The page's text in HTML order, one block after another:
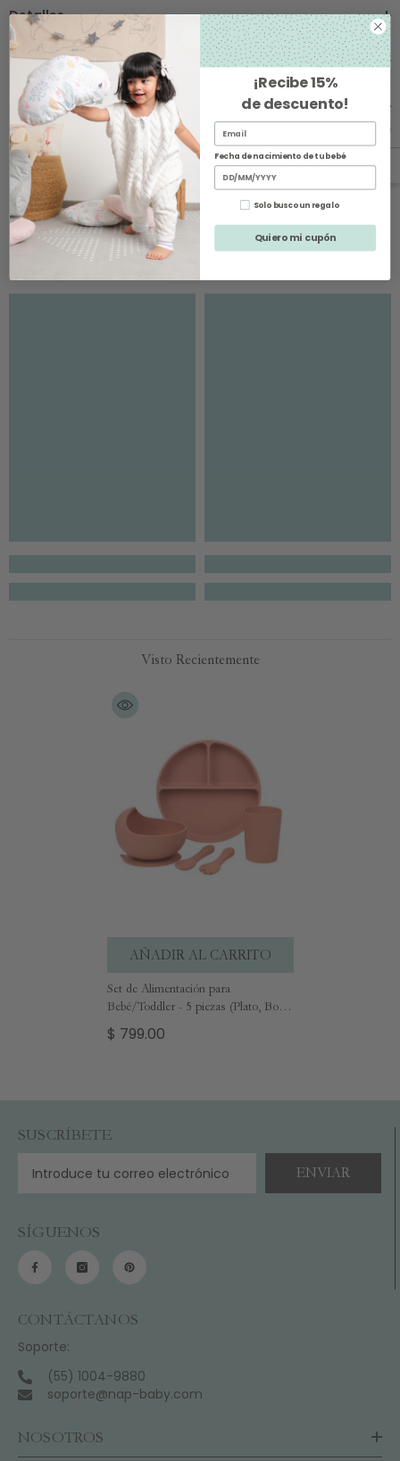
Detalles
Sobre los Envíos
Instrucciones de Cuidado
Cambios y Devoluciones
Productos Relacionados
Visto Recientemente
AÑADIR AL CARRITO
Set de Alimentación para
Bebé/Toddler - 5 piezas (Plato, Bowl,
Cuchara, Tenedor y Vaso) - Palo
Rosa
$ 799.00
SUSCRÍBETE
ENVIAR
SÍGUENOS
CONTÁCTANOS
Soporte:
(55) 1004-9880
soporte@nap-baby.com
NOSOTROS
¡Recibe15%
de descuento!
Fecha de nacimiento de tu bebé
Solo busco un regalo
Quiero mi cupón